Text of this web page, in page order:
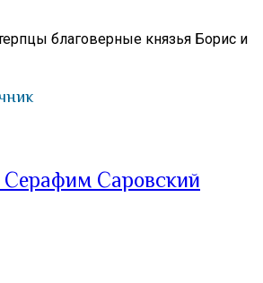
благоверные князья Борис и
Саровский